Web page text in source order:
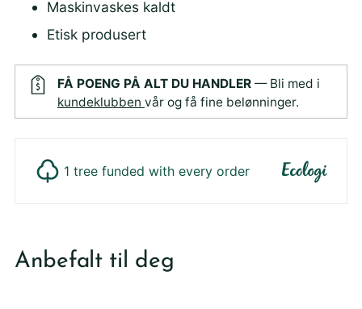
Maskinvaskes kaldt
Etisk produsert
FÅ POENG PÅ ALT DU HANDLER — Bli med i
kundeklubben vår og få fine belønninger.
1 tree funded with every order
produktet
iAnbefalt til deg